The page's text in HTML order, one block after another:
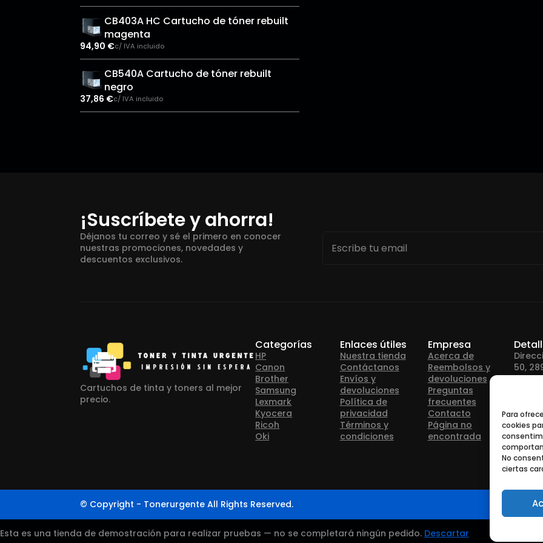
Para
cookies
No
ciertas
CB403A HC Cartucho de tóner rebuilt
magenta
94,90 €c/ IVA incluido
CB540A Cartucho de tóner rebuilt
negro
37,86 €c/ IVA incluido
¡Suscríbete y ahorra!
Déjanos tu correo y sé el primero en conocer
nuestras promociones, novedades y
descuentos exclusivos.
Cartuchos de tinta y toners al mejor
precio.
Categorías
HP
Canon
Brother
Samsung
Lexmark
Kyocera
Ricoh
Oki
Enlaces útiles
Nuestra tienda
Contáctanos
Envíos y
devoluciones
Política de
privacidad
Términos y
condiciones
Empresa
Acerca de
Reembolsos y
devoluciones
Preguntas
frecuentes
Contacto
Página no
encontrada
50,
© Copyright - Tonerurgente All Rights Reserved.
Esta es una tienda de demostración para realizar pruebas — no se completará ningún pedido. Descartar